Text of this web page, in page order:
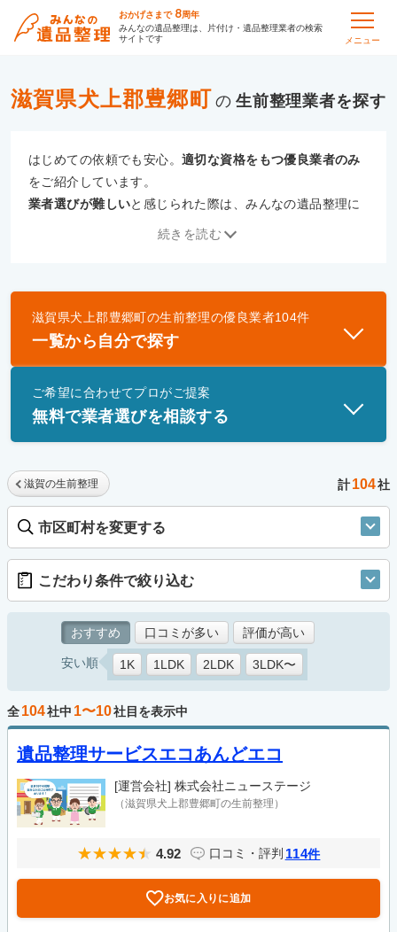
おかげさまで 8周年
みんなの遺品整理は、片付け・遺品整理業者の検索
サイトです
メニュー
滋賀県犬上郡豊郷町 の 生前整理
はじめての依頼でも安心。適切な資格をもつ優良業者のみ
をご紹介しています。
業者選びが難しいと感じられた際は、みんなの遺品整理に
優良業者とは
一般財団法人遺品整理認定協会、および一般社団法
士」資格を持つ事業者のみ掲載しています。
続きを読む
滋賀県犬上郡豊郷町の生前整理の優良業者104件
一覧から自分で探す
ご希望に合わせてプロがご提案
無料で業者選びを相談する
滋賀の生前整理 計104社
市区町村を変更する
こだわり条件で絞り込む
おすすめ 口コミが多い 評価が高い
安い順 1K 1LDK 2LDK 3LDK〜
全104社中 1〜10社目を表示中
遺品整理サービスエコあんどエコ
[運営会社] 株式会社ニューステージ
（滋賀県犬上郡豊郷町の生前整理）
4.92 口コミ・評判 114件
お気に入りに追加